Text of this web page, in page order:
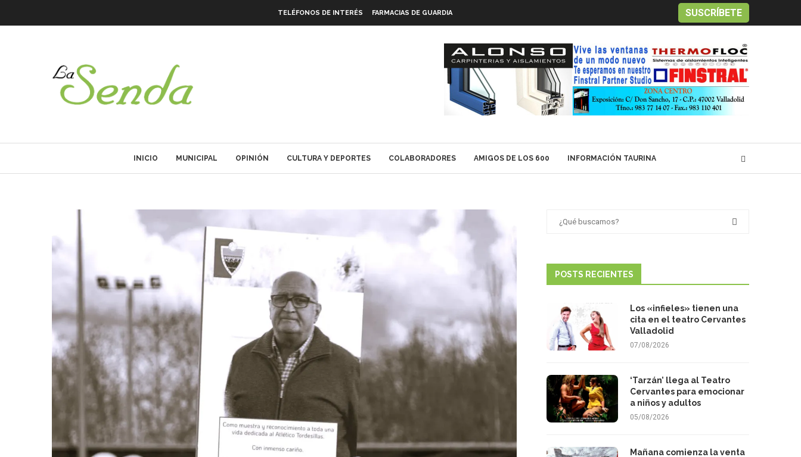
TELÉFONOS DE INTERÉS FARMACIAS DE GUARDIA SUSCRÍBETE
INICIO MUNICIPAL OPINIÓN CULTURA Y DEPORTES COLABORADORES AMIGOS DE LOS 600 INFORMACIÓN TAURINA
POSTS RECIENTES
Los «infieles» tienen una
cita en el teatro Cervantes
Valladolid
07/08/2026
‘Tarzán’ llega al Teatro
Cervantes para emocionar
a niños y adultos
05/08/2026
Mañana comienza la venta